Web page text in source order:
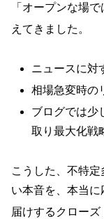
「オープンな場
えてきました 。
ニュースに対
相場急変時の
ブログでは少
取り最大化戦
こうした、不特
い本音を、本当
届けするクロー